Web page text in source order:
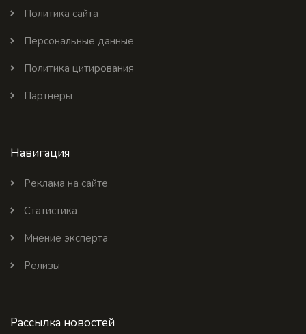
Политика сайта
Персональные данные
Политика цитирования
Партнеры
Навигация
Реклама на сайте
Статистика
Мнение эксперта
Релизы
Рассылка новостей